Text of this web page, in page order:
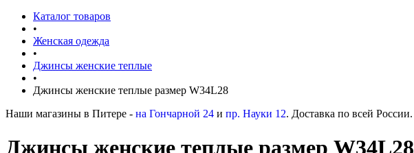
Каталог товаров
•
Женская одежда
•
Джинсы женские теплые
•
Джинсы женские теплые размер W34L28
Наши магазины в Питере - на Гончарной 24 и пр. Науки 12. Доставка по всей России.
Джинсы женские теплые размер W34L28